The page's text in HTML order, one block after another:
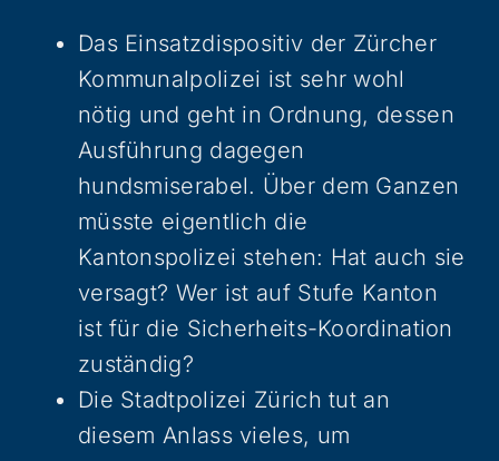
Das Einsatzdispositiv der Zürcher
Kommunalpolizei ist sehr wohl
nötig und geht in Ordnung, dessen
Ausführung dagegen
hundsmiserabel. Über dem Ganzen
müsste eigentlich die
Kantonspolizei stehen: Hat auch sie
versagt? Wer ist auf Stufe Kanton
ist für die Sicherheits-Koordination
zuständig?
Die Stadtpolizei Zürich tut an
diesem Anlass vieles, um